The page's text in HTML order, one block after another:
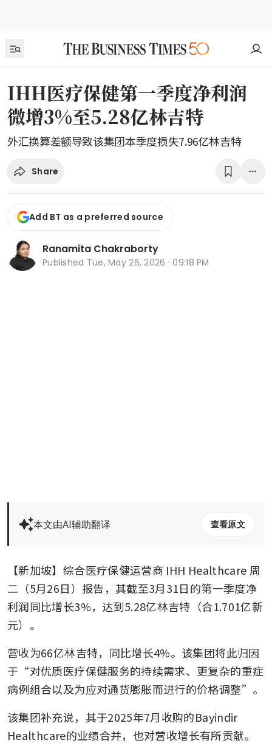
IHH医疗保健第一季度净利润
微增3%至5.28亿林吉特
外汇换算差额导致该集团本季度损失7.96亿林吉特
Share
Add BT as a preferred source
Ranamita Chakraborty
Published Tue, May 26, 2026 · 09:18 PM
本文由AI辅助翻译 查看原文
【新加坡】综合医疗保健运营商 IHH Healthcare 周
二（5月26日）报告，其截至3月31日的第一季度净
利润同比增长3%，达到5.28亿林吉特（合1.701亿新
元）。
营收为66亿林吉特，同比增长4%。该集团将此归因
于“对优质医疗保健服务的持续需求、更复杂的重症
病例组合以及为应对通货膨胀而进行的价格调整”。
该集团补充说，其于2025年7月收购的Bayindir
Healthcare的业绩合并，也对营收增长有所贡献。